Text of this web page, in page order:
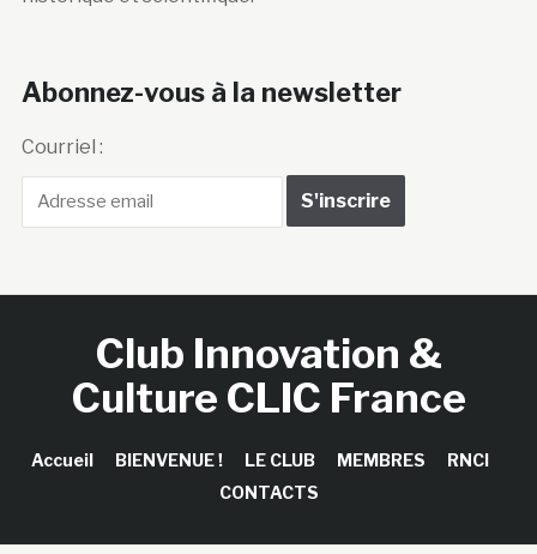
Abonnez-vous à la newsletter
Courriel :
Club Innovation &
Culture CLIC France
Accueil BIENVENUE ! LE CLUB MEMBRES
RNCI
CONTACTS